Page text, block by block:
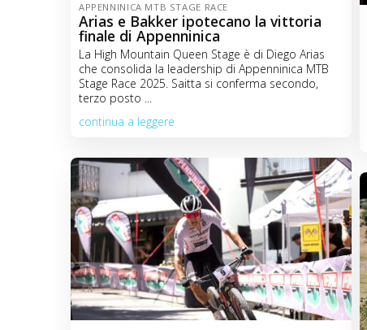
APPENNINICA MTB STAGE RACE
Arias e Bakker ipotecano la vittoria
finale di Appenninica
La High Mountain Queen Stage è di Diego Arias
che consolida la leadership di Appenninica MTB
Stage Race 2025. Saitta si conferma secondo,
terzo posto ...
continua a leggere